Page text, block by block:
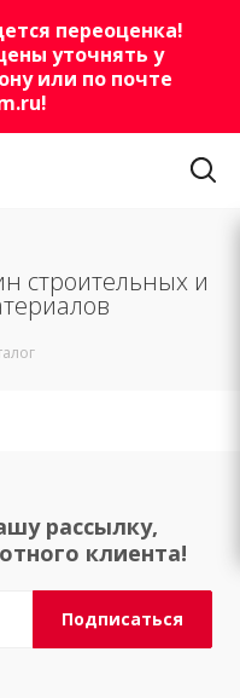
переоценка!
уточнять у
или по почте
!
строительных и
рассылку,
клиента!